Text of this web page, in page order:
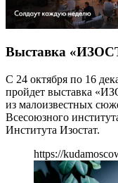
Выставка
С 24 октября по 16
пройдет выставка
из малоизвестных
Всесоюзного
Института Изостат.
https://